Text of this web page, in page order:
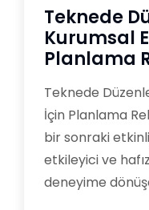
Teknede
Kurumsal
Planlama
Teknede
İçin Planlama
bir sonraki
etkileyici ve
deneyime